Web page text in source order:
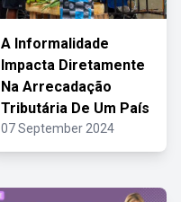
A Informalidade
Impacta Diretamente
Na Arrecadação
Tributária De Um País
07 September 2024